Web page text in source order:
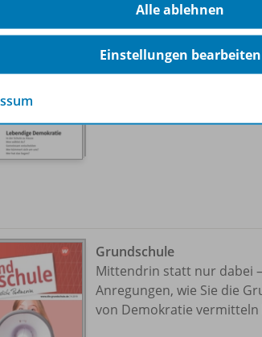
Grundschule
Lebendige Demokratie
Ausgabe 1/2023 (März)
Grundschule
Mittendrin statt nur dabei –
Anregungen, wie Sie die
von Demokratie vermitteln
Alle ablehnen
Einstellungen bearbeiten